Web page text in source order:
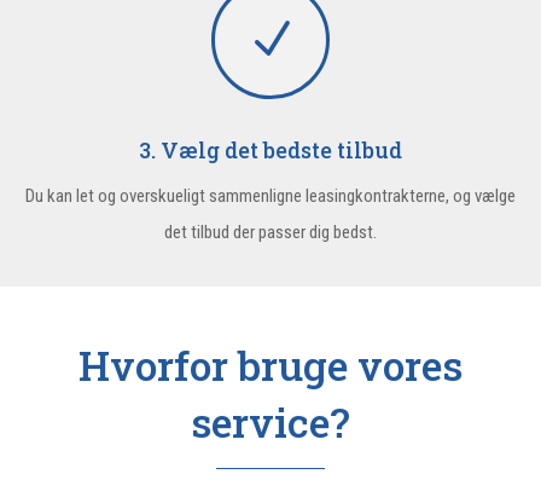
N
3. Vælg det bedste tilbud
Du kan let og overskueligt sammenligne leasingkontrakterne, og vælge
det tilbud der passer dig bedst.
Hvorfor bruge vores
service?